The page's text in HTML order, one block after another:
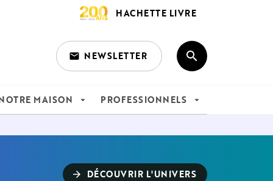
HACHETTE LIVRE
email NEWSLETTER search
MAISON arrow_drop_down PROFESSIONNELS arrow_drop_down
arrow_forward DÉCOUVRIR L'UNIVERS